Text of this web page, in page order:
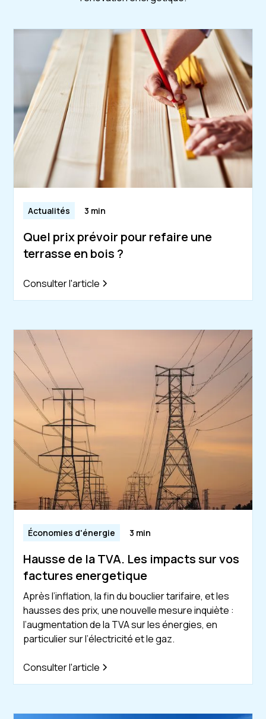
Actualités 3 min
Quel prix prévoir pour refaire une
terrasse en bois ?
Consulter l'article
Économies d'énergie 3 min
Hausse de la TVA. Les impacts sur vos
factures energetique
Après l’inflation, la fin du bouclier tarifaire, et les
hausses des prix, une nouvelle mesure inquiète :
l’augmentation de la TVA sur les énergies, en
particulier sur l’électricité et le gaz.
Consulter l'article